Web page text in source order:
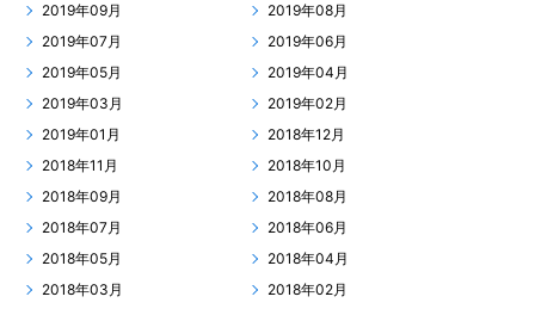
2019年09月
2019年08月
2019年07月
2019年06月
2019年05月
2019年04月
2019年03月
2019年02月
2019年01月
2018年12月
2018年11月
2018年10月
2018年09月
2018年08月
2018年07月
2018年06月
2018年05月
2018年04月
2018年03月
2018年02月